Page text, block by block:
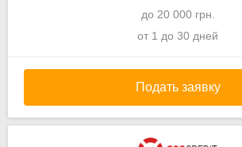
до 20 000 грн.
от 1 до 30 дней
Подать заявку